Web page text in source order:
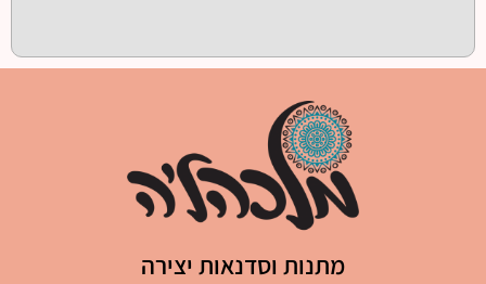
מתנות וסדנאות יצירה